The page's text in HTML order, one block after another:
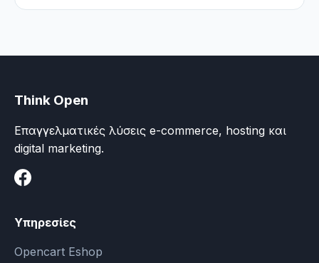
Think Open
Επαγγελματικές λύσεις e-commerce, hosting και
digital marketing.
Υπηρεσίες
Opencart Eshop